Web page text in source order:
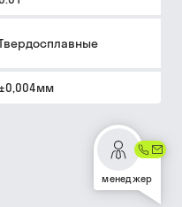
±0,004мм
менеджер